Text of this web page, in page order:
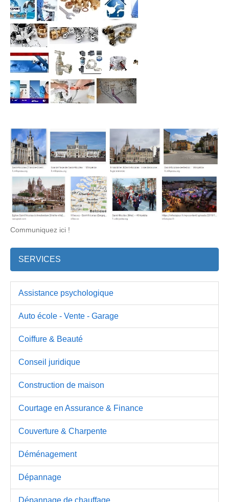
Communiquez ici !
SERVICES
Assistance psychologique
Auto école - Vente - Garage
Coiffure & Beauté
Conseil juridique
Construction de maison
Courtage en Assurance & Finance
Couverture & Charpente
Déménagement
Dépannage
Dépannage de chauffage